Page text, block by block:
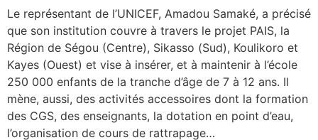
Le représentant de l’UNICEF, Amadou Samaké, a précisé
que son institution couvre à travers le projet PAIS, la
Région de Ségou (Centre), Sikasso (Sud), Koulikoro et
Kayes (Ouest) et vise à insérer, et à maintenir à l’école
250 000 enfants de la tranche d’âge de 7 à 12 ans. Il
mène, aussi, des activités accessoires dont la formation
des CGS, des enseignants, la dotation en point d’eau,
l’organisation de cours de rattrapage…